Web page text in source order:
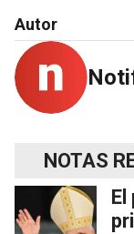
Autor
NOTAS